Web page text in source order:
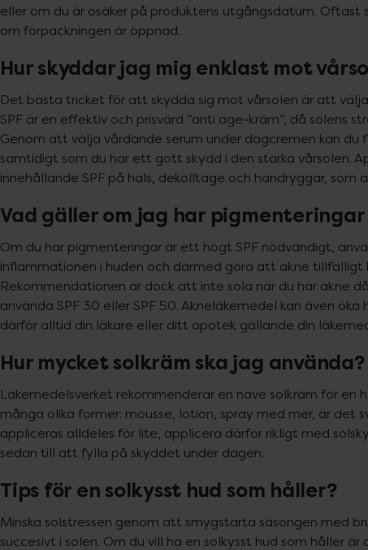
eller om du är osäker på produktens utgångsdatum.
om förpackningen är öppnad.
Hur skyddar jag mig enklast mot
Det bästa tricket för att skydda sig mot vårsolen är att
SPF är en effektiv och prisvärd ”anti age-kräm”, då solens
Genom att välja vårdande serum under dagcremen kan
samtidigt som du har ett gott skydd i den starka vårsolen.
innehållande SPF på hals, dekolltage och handryggar, som
Vad gäller om jag har
Om du har pigmenteringar är ett högt SPF nödvändigt,
inflammationen i huden och därmed göra att akne tillfälligt
Rekommendationen är dock att inte sola när du har akne
använda SPF 30 eller SPF 50. Akneläkemedel kan även
därför alltid din läkare eller ditt apotek gällande din
Hur mycket solkräm ska jag använda?
Läkemedelsverket rekommenderar en näve solkräm för en
många olika former: mousse, lotion, spray med mer, är
appliceras alldeles för lite, applicera därför rikligt med
sedan till att fylla på skyddet under dagen.
Tips för en solkysst hud som håller?
Minska solstressen genom att smygstarta säsongen med
succesivt i solen. Om du vill ha en solkysst hud som håller